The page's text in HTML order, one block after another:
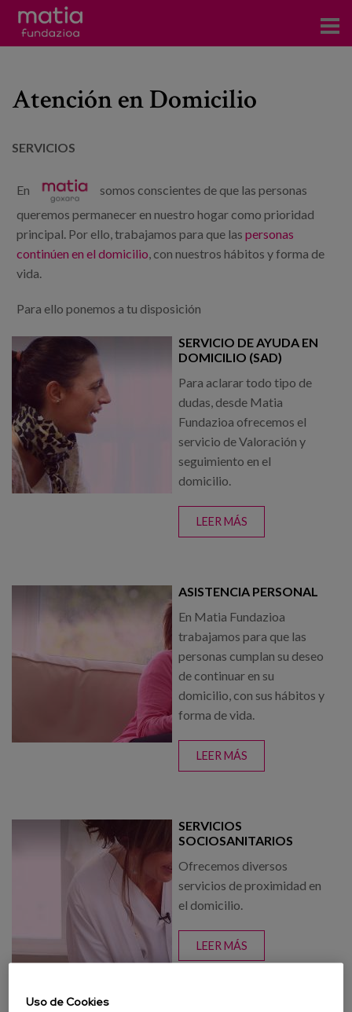
Servicios
Noticias
Blog
Canal de denuncias
es
eu
Atención en Domicilio
SERVICIOS
En
somos conscientes de que las personas
queremos permanecer en nuestro hogar como prioridad
principal. Por ello, trabajamos para que laspersonas
continúen en el domicilio, con nuestros hábitos y forma de
vida.
Para ello ponemos a tu disposición
SERVICIO DE AYUDA EN
DOMICILIO (SAD)
Para aclarar todo tipo de
dudas, desde Matia
Fundazioa ofrecemos el
servicio de Valoración y
seguimiento en el
domicilio.
LEER MÁS
SERVICIO DE
(SAD)
ASISTENCIA PERSONAL
En Matia Fundazioa
trabajamos para que las
personas cumplan su deseo
de continuar en su
domicilio, con sus hábitos y
forma de vida.
LEER MÁS
ASISTENCIA
SERVICIOS
SOCIOSANITARIOS
Ofrecemos diversos
servicios de proximidad en
el domicilio.
LEER MÁS
SOCIOSANITARIOS
Uso de Cookies